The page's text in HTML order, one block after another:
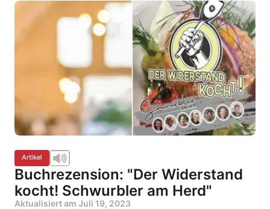
Artikel
Buchrezension: "Der Widerstand
kocht! Schwurbler am Herd"
Aktualisiert am Juli 19, 2023